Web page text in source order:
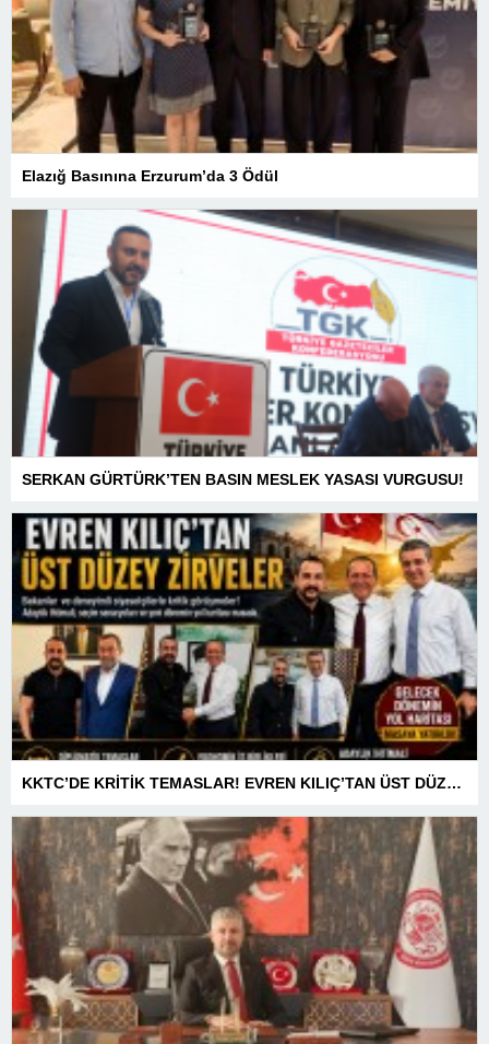
Elazığ Basınına Erzurum’da 3 Ödül
SERKAN GÜRTÜRK’TEN BASIN MESLEK YASASI VURGUSU!
KKTC’DE KRİTİK TEMASLAR! EVREN KILIÇ’TAN ÜST DÜZEY ZİRVELER